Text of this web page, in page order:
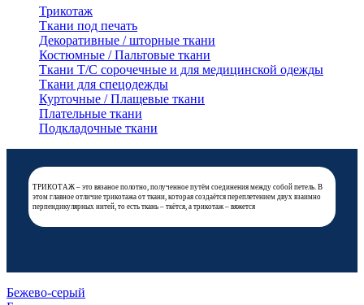
Трикотаж
Ткани под печать
Декоративные / шторные ткани
Костюмные / Пальтовые ткани
Ткани Т/С сорочечные и для медицинской одежды
Ткани для спецодежды
Курточные / Плащевые ткани
Плательные ткани
Подкладочные ткани
ТРИКОТАЖ – это вязаное полотно, полученное путём соединения между собой петель. В
этом главное отличие трикотажа от ткани, которая создаётся переплетением двух взаимно
перпендикулярных нитей, то есть ткань – ткётся, а трикотаж – вяжется
Бежево-серый